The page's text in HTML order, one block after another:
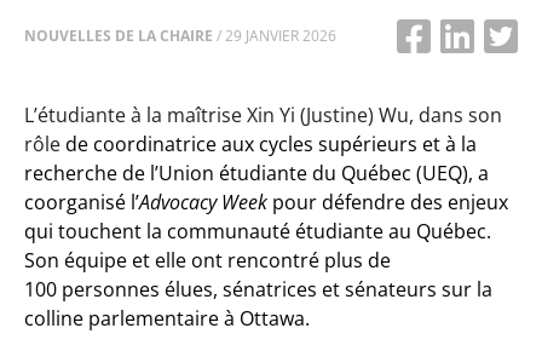
NOUVELLES DE LA CHAIRE /29 JANVIER 2026
L’étudiante à la maîtrise Xin Yi (Justine) Wu, dans son
rôlede coordinatrice aux cycles supérieurs et à la
recherche de l’Union étudiante du Québec (UEQ), a
coorganisé l’Advocacy Week pour défendre des enjeux
qui touchent la communauté étudiante au Québec.
Son équipe et elle ont rencontré plus de
100 personnes élues, sénatrices et sénateurs sur la
colline parlementaire à Ottawa.